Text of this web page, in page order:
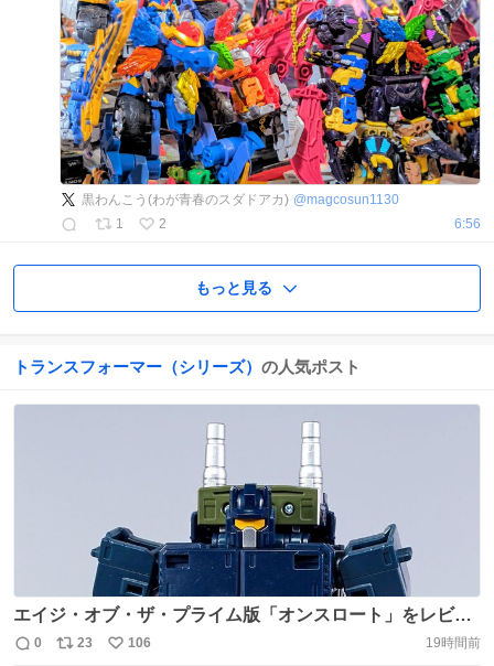
黒わんこう(わが青春のスダドアカ) @magcosun1130
1
2 6:56
もっと見る
トランスフォーマー（シリーズ） の人気ポスト
エイジ・オブ・ザ・プライム版「オンスロート」をレビュ
ーしました！まずは「オンスロート」単体から！ #トラン
返
0
リ
23
い
106 19時間前